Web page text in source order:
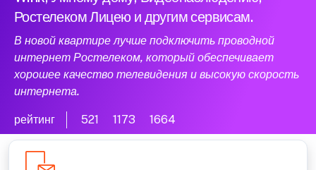
Ростелеком Лицею и другим сервисам.
В новой квартире лучше подключить проводной
интернет Ростелеком, который обеспечивает
хорошее качество телевидения и высокую скорость
интернета.
рейтинг 521 1173 1664